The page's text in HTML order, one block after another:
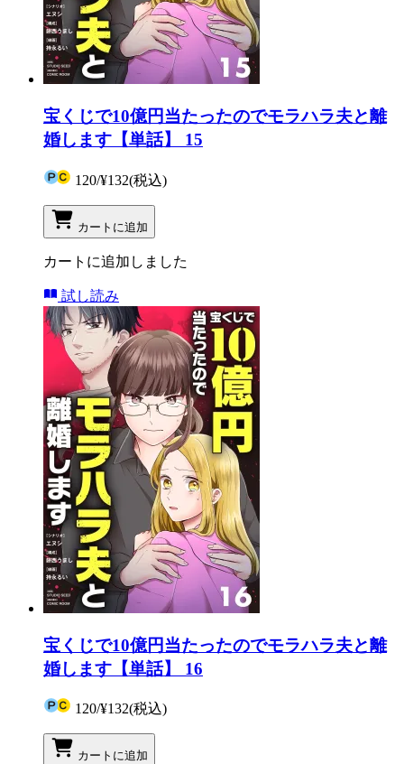
宝くじで10億円当たったのでモラハラ夫と離
婚します【単話】 15
120/¥132(税込)
カートに追加
カートに追加しました
試し読み
宝くじで10億円当たったのでモラハラ夫と離
婚します【単話】 16
120/¥132(税込)
カートに追加